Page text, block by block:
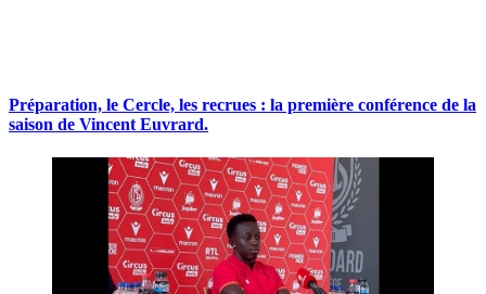
Préparation, le Cercle, les recrues : la première conférence de la
saison de Vincent Euvrard.